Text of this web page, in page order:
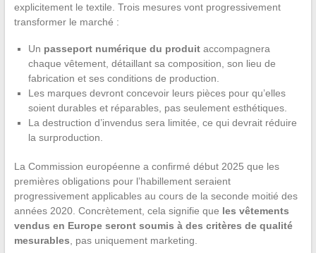
explicitement le textile. Trois mesures vont progressivement
transformer le marché :
Un passeport numérique du produitaccompagnera
chaque vêtement, détaillant sa composition, son lieu de
fabrication et ses conditions de production.
Les marques devront concevoir leurs pièces pour qu’elles
soient durables et réparables, pas seulement esthétiques.
La destruction d’invendus sera limitée, ce qui devrait réduire
la surproduction.
La Commission européenne a confirmé début 2025 que les
premières obligations pour l’habillement seraient
progressivement applicables au cours de la seconde moitié des
années 2020. Concrètement, cela signifie que les vêtements
vendus en Europe seront soumis à des critères de qualité
mesurables, pas uniquement marketing.